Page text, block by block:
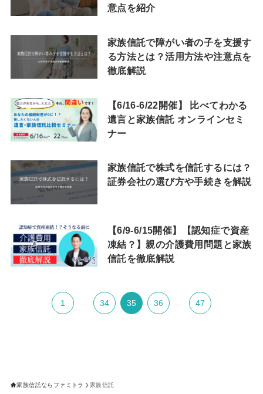
意点を紹介
家族信託で障がい者の子を支援す
る方法とは？活用方法や注意点を
徹底解説
【6/16-6/22開催】 比べてわかる
遺言と家族信託 オンラインセミ
ナー
家族信託で株式を信託するには？
証券会社の選び方や手続きを解説
【6/9-6/15開催】【認知症で資産
凍結？】親の介護費用問題と家族
信託を徹底解説
1 ... 34 35 36 ... 47
家族信託ならファミトラ 家族信託